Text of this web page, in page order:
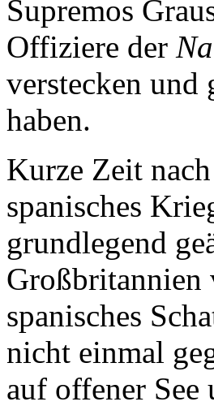
Supremos
Offiziere der
verstecken und
haben.
Kurze Zeit
spanisches
grundlegend
spanisches
nicht einmal
auf offener See